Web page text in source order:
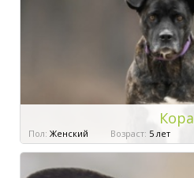
Кора
Пол: Женский Возраст: 5 лет